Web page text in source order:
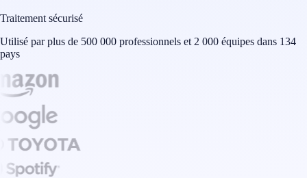
Traitement sécurisé
Utilisé par plus de 500 000 professionnels et 2 000 équipes dans 134
pays